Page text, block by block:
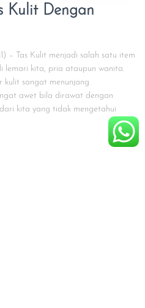
Kulit Dengan
– Tas Kulit menjadi salah satu item
lemari kita, pria ataupun wanita.
kulit sangat menunjang
awet bila dirawat dengan
kita yang tidak mengetahui